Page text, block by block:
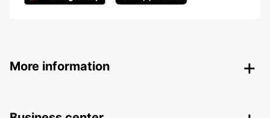
More information